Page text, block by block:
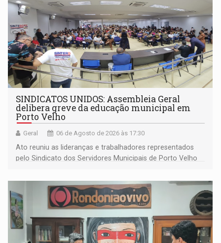
SINDICATOS UNIDOS: Assembleia Geral
delibera greve da educação municipal em
Porto Velho
Geral 06 de Agosto de 2026 às 17:30
Ato reuniu as lideranças e trabalhadores representados
pelo Sindicato dos Servidores Municipais de Porto Velho